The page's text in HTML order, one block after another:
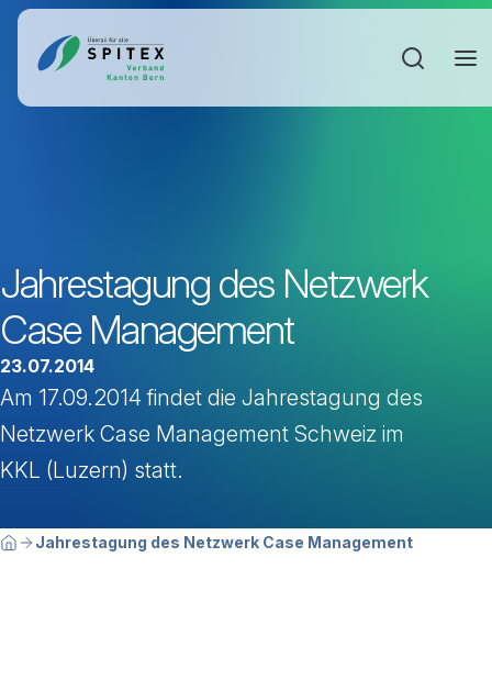
Jahrestagung des Netzwerk
Case Management
23.07.2014
Am 17.09.2014 findet die Jahrestagung des
Netzwerk Case Management Schweiz im
KKL (Luzern) statt.
Breadcrumbnavigation
Sie befinden sich hier:
HomeJahrestagung des Netzwerk Case Management